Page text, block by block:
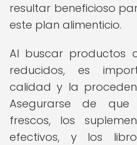
resultar beneficioso
este plan alimenticio.
Al buscar productos
reducidos, es
calidad y la
Asegurarse de
frescos, los
efectivos, y los